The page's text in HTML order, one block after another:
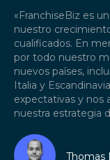
«FranchiseBiz es
nuestro
cualificados. En
por todo nuestro
nuevos países,
Italia y
expectativas y nos
nuestra estrategia
Thomas